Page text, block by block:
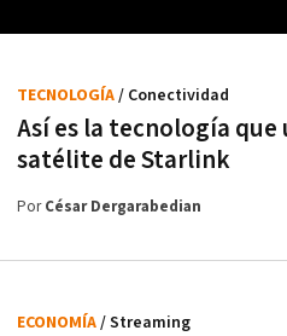
Así es la tecnología
satélite de Starlink
TECNOLOGÍA/ Conectividad
PorCésar Dergarabedian
ECONOMÍA/ Streaming